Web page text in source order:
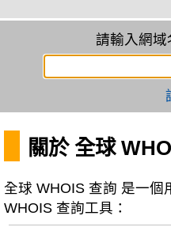
請輸入網域
關於 全球
全球 WHOIS 查詢 是一個
WHOIS 查詢工具：